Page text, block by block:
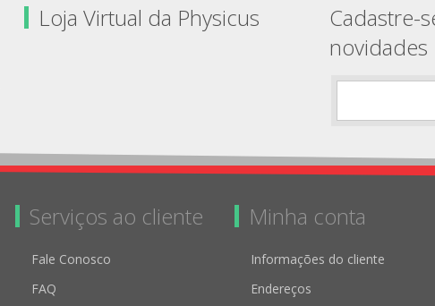
Loja Virtual da Physicus
Cadastre-
novidades
Serviços ao cliente
Fale Conosco
FAQ
Minha conta
Informações do cliente
Endereços